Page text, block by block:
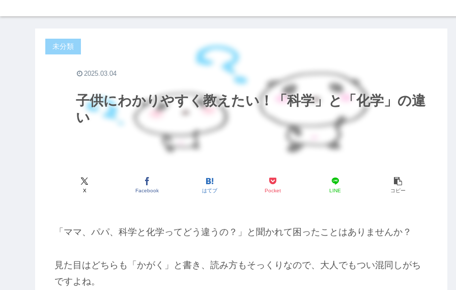
子供にわかりやすく教えたい！「科学」と「化学」の違
い
未分類
X Facebook はてブ Pocket LINE コピー
2025.03.04
「ママ、パパ、科学と化学ってどう違うの？」と聞かれて困ったことはありませんか？
見た目はどちらも「かがく」と書き、読み方もそっくりなので、大人でもつい混同しがち
ですよね。